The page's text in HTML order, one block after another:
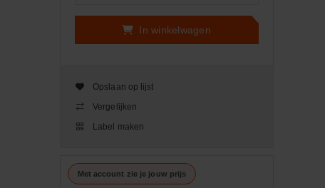
In winkelwagen
Opslaan op lijst
Vergelijken
Label maken
Met account zie je jouw prijs